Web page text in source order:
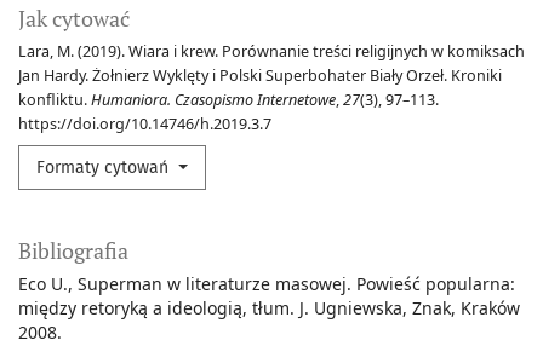
Jak cytować
Lara, M. (2019). Wiara i krew. Porównanie treści religijnych w komiksach
Jan Hardy. Żołnierz Wyklęty i Polski Superbohater Biały Orzeł. Kroniki
konfliktu.Humaniora. Czasopismo Internetowe,27(3), 97–113.
https://doi.org/10.14746/h.2019.3.7
Formaty cytowań
Bibliografia
Eco U., Superman w literaturze masowej. Powieść popularna:
między retoryką a ideologią, tłum. J. Ugniewska, Znak, Kraków
2008.